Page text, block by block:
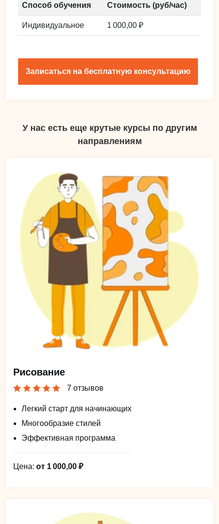
Способ обучения Стоимость (руб/час)
Индивидуальное 1 000,00 ₽
Записаться на бесплатную консультацию
У нас есть еще крутые курсы по другим
направлениям
Рисование
7 отзывов
Легкий старт для начинающих
Многообразие стилей
Эффективная программа
Цена: от 1 000,00 ₽